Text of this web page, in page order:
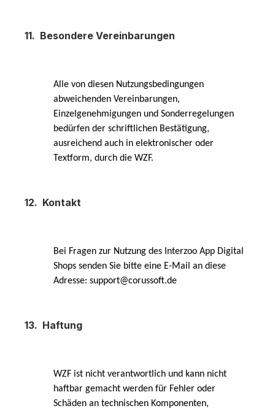
11. Besondere Vereinbarungen
Alle von diesen Nutzungsbedingungen
abweichenden Vereinbarungen,
Einzelgenehmigungen und Sonderregelungen
bedürfen der schriftlichen Bestätigung,
ausreichend auch in elektronischer oder
Textform, durch die WZF.
12. Kontakt
Bei Fragen zur Nutzung des Interzoo App Digital
Shops senden Sie bitte eine E-Mail an diese
Adresse: support@corussoft.de
13. Haftung
WZF ist nicht verantwortlich und kann nicht
haftbar gemacht werden für Fehler oder
Schäden an technischen Komponenten,